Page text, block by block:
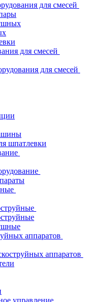
для смесей
для смесей
для смесей
шпатлевки
аппаратов
аппаратов
управление